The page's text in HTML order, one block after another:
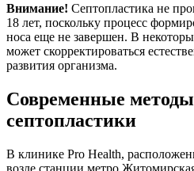
Внимание! Септопластика не
18 лет, поскольку процесс
носа еще не завершен. В
может скорректироваться
развития организма.
Современные
септопластики
В клинике Pro Health,
возле станции метро